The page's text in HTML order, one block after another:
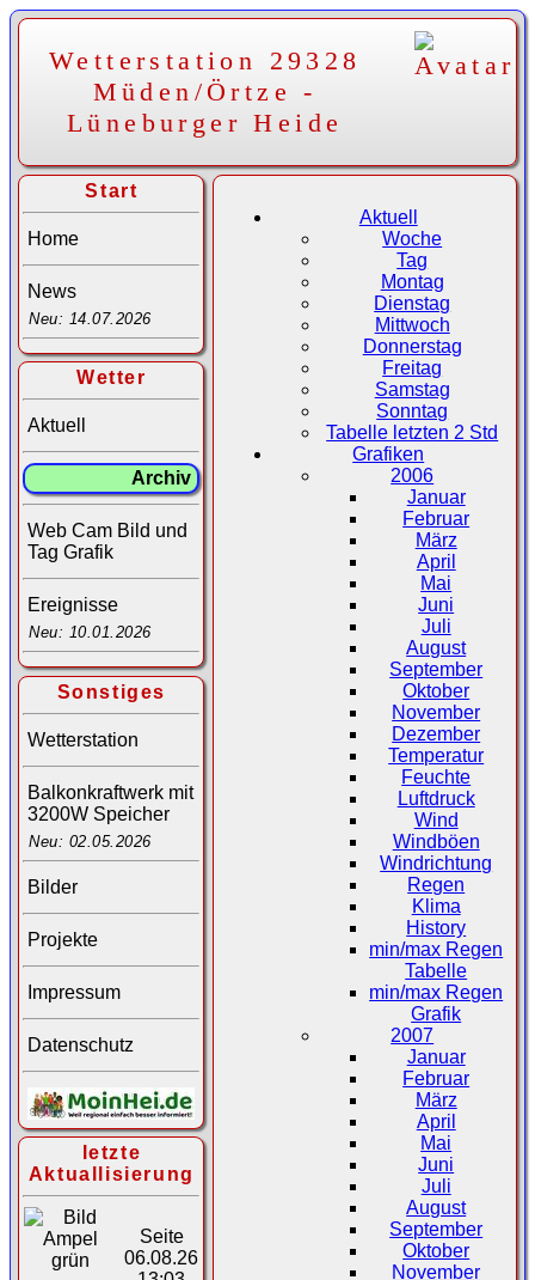
Wetterstation 29328
Müden/Örtze -
Lüneburger Heide
Start
Home
News
Neu: 14.07.2026
Wetter
Aktuell
Archiv
Web Cam Bild und
Tag Grafik
Ereignisse
Neu: 10.01.2026
Sonstiges
Wetterstation
Balkonkraftwerk mit
3200W Speicher
Neu: 02.05.2026
Bilder
Projekte
Impressum
Datenschutz
letzte
Aktuallisierung
Seite
06.08.26
Aktuell
Woche
Tag
Montag
Dienstag
Mittwoch
Donnerstag
Freitag
Samstag
Sonntag
Tabelle letzten 2 Std
Grafiken
2006
Januar
Februar
März
April
Mai
Juni
Juli
August
September
Oktober
November
Dezember
Temperatur
Feuchte
Luftdruck
Wind
Windböen
Windrichtung
Regen
Klima
History
min/max Regen
Tabelle
min/max Regen
Grafik
2007
Januar
Februar
März
April
Mai
Juni
Juli
August
September
Oktober
November